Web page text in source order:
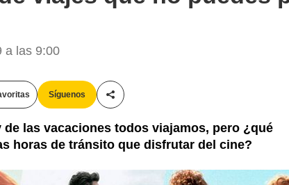
a las 9:00
Síguenos
Compartir esta noticia
las vacaciones todos viajamos, pero ¿qué
horas de tránsito que disfrutar del cine?